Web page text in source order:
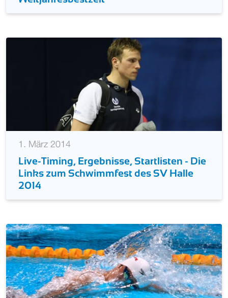
1. März 2014
Live-Timing, Ergebnisse, Startlisten - Die
Links zum Schwimmfest des SV Halle
2014